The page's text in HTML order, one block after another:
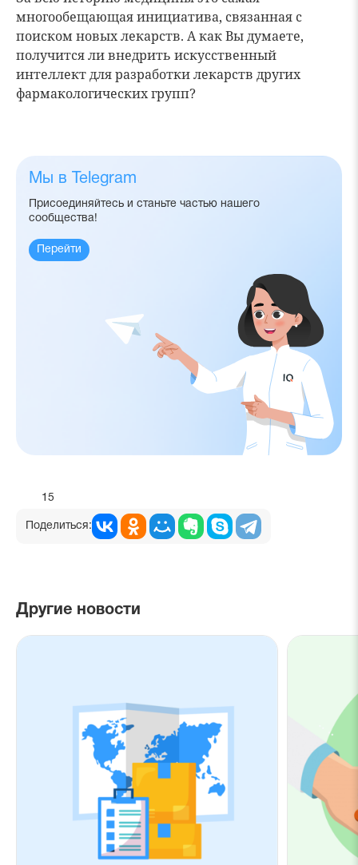
многообещающая инициатива, связанная с
поиском новых лекарств. А как Вы думаете,
получится ли внедрить искусственный
интеллект для разработки лекарств других
фармакологических групп?
Мы в Telegram
Присоединяйтесь и станьте частью нашего
сообщества!
Перейти
15
Поделиться:
Другие новости